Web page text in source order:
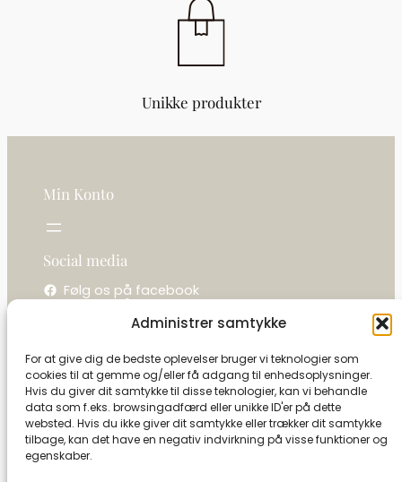
Administrer samtykke
For at give dig de bedste oplevelser bruger vi teknologier som
cookies til at gemme og/eller få adgang til enhedsoplysninger.
Hvis du giver dit samtykke til disse teknologier, kan vi behandle
data som f.eks. browsingadfærd eller unikke ID'er på dette
websted. Hvis du ikke giver dit samtykke eller trækker dit samtykke
tilbage, kan det have en negativ indvirkning på visse funktioner og
egenskaber.
Unikke produkter
Min Konto
Social media
Følg os på facebook
Følg os på instagram
La camelot / Kastel Vine
Ringholmvej 1
5853 Ørbæk
CVR: 27591493
Tel:+45 21 13 09 79